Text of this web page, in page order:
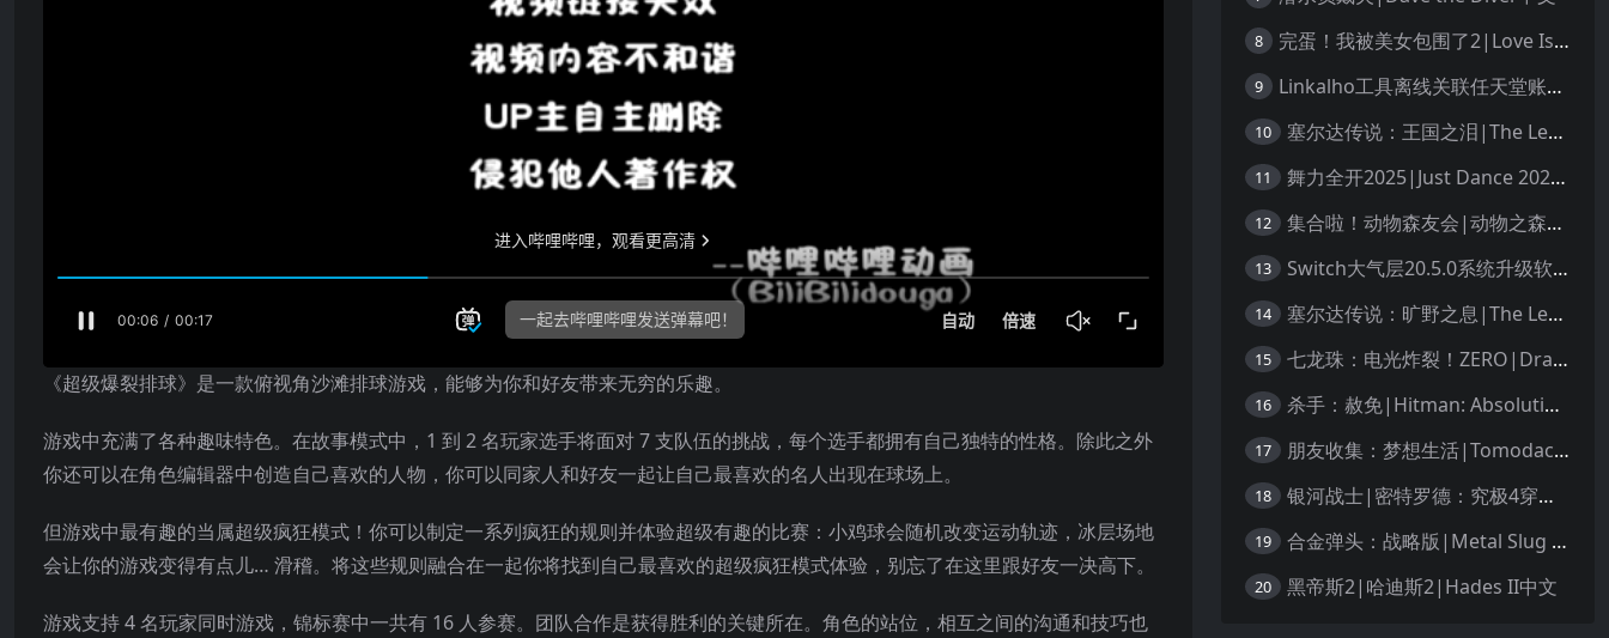
《超级爆裂排球》是一款俯视角沙滩排球游戏，能够为你和好友带来无穷的乐趣。
游戏中充满了各种趣味特色。在故事模式中，1 到 2 名玩家选手将面对 7 支队伍的挑战，每个选手都拥有自己独特的性格。除此之外
你还可以在角色编辑器中创造自己喜欢的人物，你可以同家人和好友一起让自己最喜欢的名人出现在球场上。
但游戏中最有趣的当属超级疯狂模式！你可以制定一系列疯狂的规则并体验超级有趣的比赛：小鸡球会随机改变运动轨迹，冰层场地
会让你的游戏变得有点儿… 滑稽。将这些规则融合在一起你将找到自己最喜欢的超级疯狂模式体验，别忘了在这里跟好友一决高下。
游戏支持 4 名玩家同时游戏，锦标赛中一共有 16 人参赛。团队合作是获得胜利的关键所在。角色的站位，相互之间的沟通和技巧也
8 完蛋！我被美女包围了2|Love Is All Around 2中文
9 Linkalho工具离线关联任天堂账户教程
10 塞尔达传说：王国之泪|The Legend of Zelda: Tears of the Kingdom中文
11 舞力全开2025|Just Dance 2025中文
12 集合啦！动物森友会|动物之森|Animal Crossing: New Horizons中文
13 Switch大气层20.5.0系统升级软硬破通用教程
14 塞尔达传说：旷野之息|The Legend of Zelda: Breath of the Wild中文
15 七龙珠：电光炸裂！ZERO|Dragon Ball: Sparking! Zero中文
16 杀手：赦免|Hitman: Absolution汉化
17 朋友收集：梦想生活|Tomodachi Life: Living the Dream中文
18 银河战士|密特罗德：究极4穿越未知|Metroid Prime 4: Beyond中文
19 合金弹头：战略版|Metal Slug Tactics中文
20 黑帝斯2|哈迪斯2|Hades II中文